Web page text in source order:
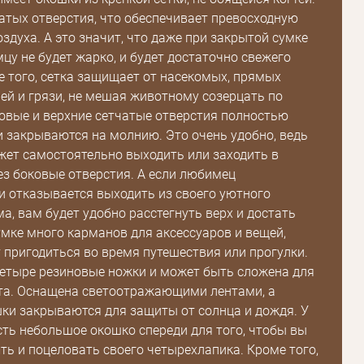
отверстия, что обеспечивает превосходную
А это значит, что даже при закрытой сумке
не будет жарко, и будет достаточно свежего
того, сетка защищает от насекомых, прямых
и грязи, не мешая животному созерцать по
и верхние сетчатые отверстия полностью
закрываются на молнию. Это очень удобно, ведь
самостоятельно выходить или заходить в
боковые отверстия. А если любимец
отказывается выходить из своего уютного
вам будет удобно расстегнуть верх и достать
много карманов для аксессуаров и вещей,
во время путешествия или прогулки.
резиновые ножки и может быть сложена для
Оснащена светоотражающими лентами, а
закрываются для защиты от солнца и дождя. У
небольшое окошко спереди для того, чтобы вы
и поцеловать своего четырехлапика. Кроме того,
Зарегистрироваться